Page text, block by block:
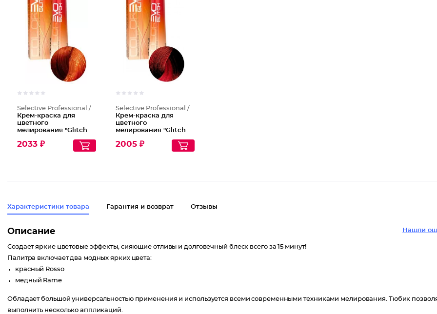
Selective Professional /
Крем-краска для
цветного
мелирования "Glitch
2033 ₽
Selective Professional /
Крем-краска для
цветного
мелирования "Glitch
2005 ₽
Характеристики товара Гарантия и возврат Отзывы
Нашли
Описание
Создает яркие цветовые эффекты, сияющие отливы и долговечный блеск всего за 15 минут!
Палитра включает два модных ярких цвета:
красный Rosso
медный Rame
Обладает большой универсальностью применения и используется всеми современными техниками мелирования. Тюбик
выполнить несколько аппликаций.